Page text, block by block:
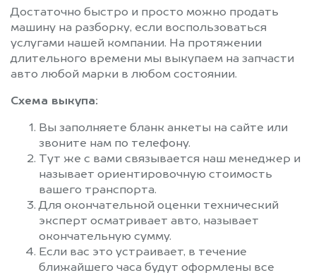
Достаточно быстро и просто можно продать
машину на разборку, если воспользоваться
услугами нашей компании. На протяжении
длительного времени мы выкупаем на запчасти
авто любой марки в любом состоянии.
Схема выкупа:
Вы заполняете бланк анкеты на сайте или
звоните нам по телефону.
Тут же с вами связывается наш менеджер и
называет ориентировочную стоимость
вашего транспорта.
Для окончательной оценки технический
эксперт осматривает авто, называет
окончательную сумму.
Если вас это устраивает, в течение
ближайшего часа будут оформлены все